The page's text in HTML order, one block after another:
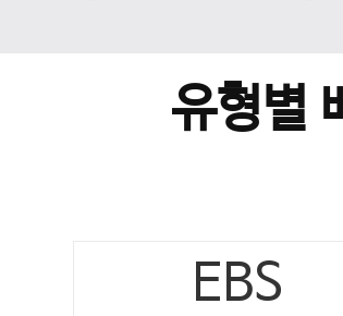
유형별
EBS